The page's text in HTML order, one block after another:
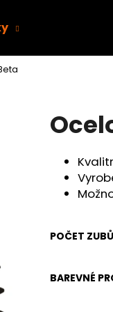
POČET ZUBŮ
BAREVNÉ
najít?